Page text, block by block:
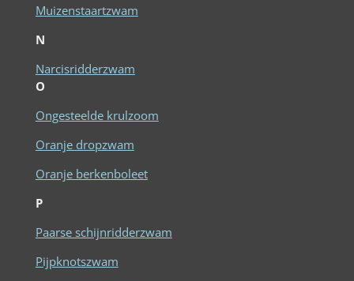
Muizenstaartzwam
N
Narcisridderzwam
O
Ongesteelde krulzoom
Oranje dropzwam
Oranje berkenboleet
P
Paarse schijnridderzwam
Pijpknotszwam